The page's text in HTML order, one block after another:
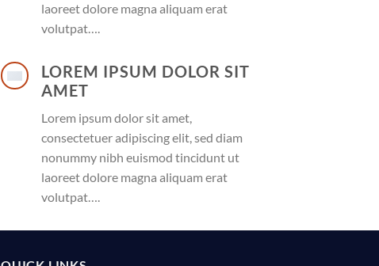
laoreet dolore magna aliquam erat
volutpat….
LOREM IPSUM DOLOR SIT
AMET
Lorem ipsum dolor sit amet,
consectetuer adipiscing elit, sed diam
nonummy nibh euismod tincidunt ut
laoreet dolore magna aliquam erat
volutpat….